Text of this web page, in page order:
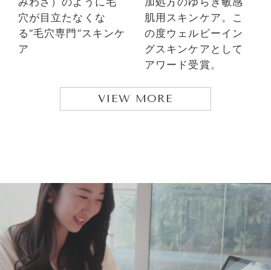
穴が目立たなくな
る“毛穴専門”スキンケ
ア
肌用スキンケア。こ
の度ウェルビーイン
グスキンケアとして
アワード受賞。
VIEW MORE